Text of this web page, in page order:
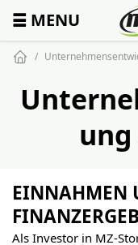
☰ MENU
ung
EINNAHMEN
Als Investor in MZ-